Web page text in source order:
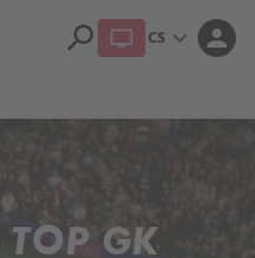
search CS expand_more person
TOP GK